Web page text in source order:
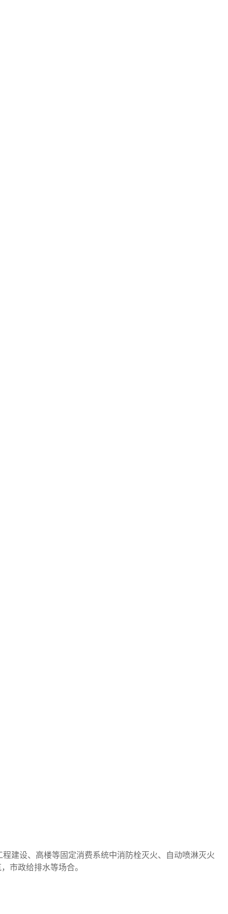
建设、高楼等固定消费系统中消防栓灭火、自动喷淋灭火
市政给排水等场合。